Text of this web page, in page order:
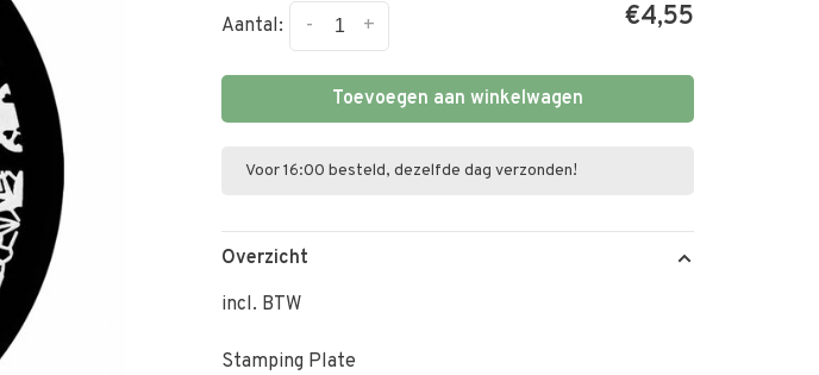
Aantal: +
- €4,55
Toevoegen aan winkelwagen
Voor 16:00 besteld, dezelfde dag verzonden!
Overzicht
incl. BTW
Stamping Plate